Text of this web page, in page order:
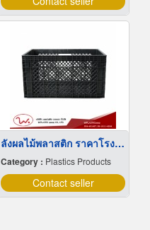
ลังผลไม้พลาสติก ราคาโรงงาน
Category : Plastics Products
Contact seller